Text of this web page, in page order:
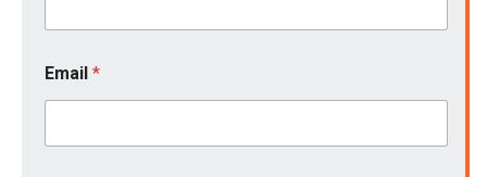
n
i
i
Email *